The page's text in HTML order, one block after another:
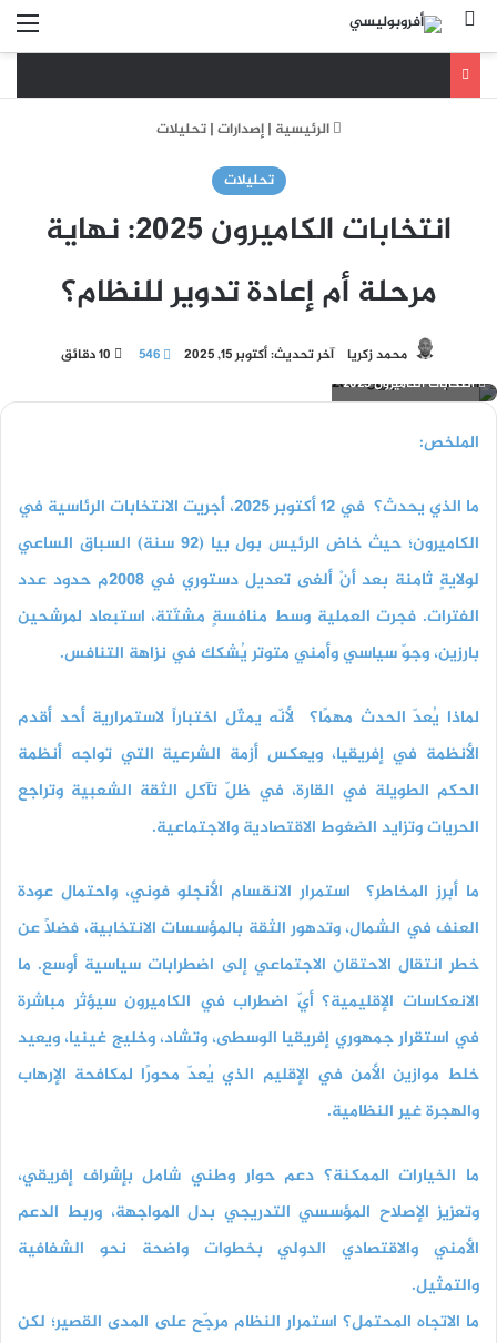
بحث عن
الرئيسية | إصدارات| تحليلات
تحليلات
انتخابات الكاميرون 2025: نهاية
مرحلة أم إعادة تدوير للنظام؟
محمد زكريا آخر تحديث: أكتوبر 15, 2025 546
انتخابات الكاميرون 2025
الملخص:
ما الذي يحدث؟
في 12 أكتوبر 2025، أُجريت الانتخابات الرئاسية في
الكاميرون؛ حيث خاض الرئيس بول بيا (92 سنة) السباق الساعي
لولايةٍ ثامنة بعد أنْ ألغى تعديل دستوري في 2008م حدود عدد
الفترات. فجرت العملية وسط منافسةٍ مشتّتة، استبعاد لمرشحين
بارزين، وجوّ سياسي وأمني متوتر يُشكك في نزاهة التنافس.
لماذا يُعدّ الحدث مهمًا؟ لأنّه يمثّل اختباراً لاستمرارية أحد أقدم
الأنظمة في إفريقيا، ويعكس أزمة الشرعية التي تواجه أنظمة
الحكم الطويلة في القارة، في ظلّ تآكل الثقة الشعبية وتراجع
الحريات وتزايد الضغوط الاقتصادية والاجتماعية.
ما أبرز المخاطر؟ استمرار الانقسام الأنجلو فوني، واحتمال عودة
العنف في الشمال، وتدهور الثقة بالمؤسسات الانتخابية، فضلًا عن
خطر انتقال الاحتقان الاجتماعي إلى اضطرابات سياسية أوسع. ما
الانعكاسات الإقليمية؟ أيّ اضطراب في الكاميرون سيؤثر مباشرة
في استقرار جمهوري إفريقيا الوسطى، وتشاد، وخليج غينيا، ويعيد
خلط موازين الأمن في الإقليم الذي يُعدّ محورًا لمكافحة الإرهاب
والهجرة غير النظامية.
ما الخيارات الممكنة؟ دعم حوار وطني شامل بإشراف إفريقي،
وتعزيز الإصلاح المؤسسي التدريجي بدل المواجهة، وربط الدعم
الأمني والاقتصادي الدولي بخطوات واضحة نحو الشفافية
والتمثيل.
ما الاتجاه المحتمل؟ استمرار النظام مرجّح على المدى القصير؛ لكن